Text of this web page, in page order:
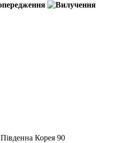
Південна Корея 90